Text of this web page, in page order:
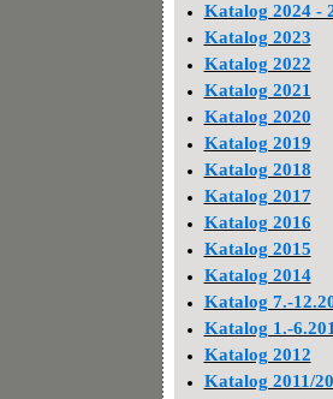
Katalog 2024 -
Katalog 2023
Katalog 2022
Katalog 2021
Katalog 2020
Katalog 2019
Katalog 2018
Katalog 2017
Katalog 2016
Katalog 2015
Katalog 2014
Katalog 7.-
Katalog 1.-
Katalog 2012
Katalog 2011/